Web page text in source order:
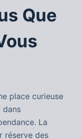
Que
place curieuse
dans
La
réserve des